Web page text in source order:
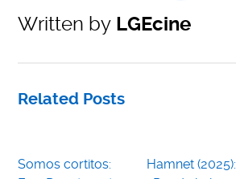
Written by LGEcine
Related Posts
Somos cortitos:
Hamnet (2025):